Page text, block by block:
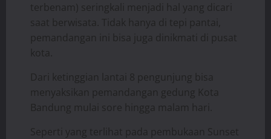
terbenam) seringkali menjadi hal yang dicari
saat berwisata. Tidak hanya di tepi pantai,
pemandangan ini bisa juga dinikmati di pusat
kota.
Dari ketinggian lantai 8 pengunjung bisa
menyaksikan pemandangan gedung Kota
Bandung mulai sore hingga malam hari.
Seperti yang terlihat pada pembukaan Sunset